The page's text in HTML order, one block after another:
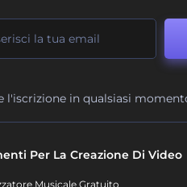
l'iscrizione in qualsiasi
Per La Creazione Di Video
Musicale Gratuito